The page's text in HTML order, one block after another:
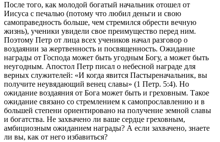
После того, как молодой богатый начальник отошел от
Иисуса с печалью (потому что любил деньги и свою
самоправедность больше, чем стремился обрести вечную
жизнь), ученики увидели свое преимущество перед ним.
Поэтому Петр от лица всех учеников начал разговор о
воздаянии за жертвенность и посвященность. Ожидание
награды от Господа может быть угодным Богу, а может быть
неугодным. Апостол Петр писал о небесной награде для
верных служителей: «И когда явится Пастыреначальник, вы
получите неувядающий венец славы» (1 Петр. 5:4). Но
ожидание воздаяния от Бога может быть и греховным. Такое
ожидание связано со стремлением к самопрославлению и в
большей степени ориентировано на получение земной славы
и богатства. Не захвачено ли ваше сердце греховным,
амбициозным ожиданием награды? А если захвачено, знаете
ли вы, как от него избавиться?